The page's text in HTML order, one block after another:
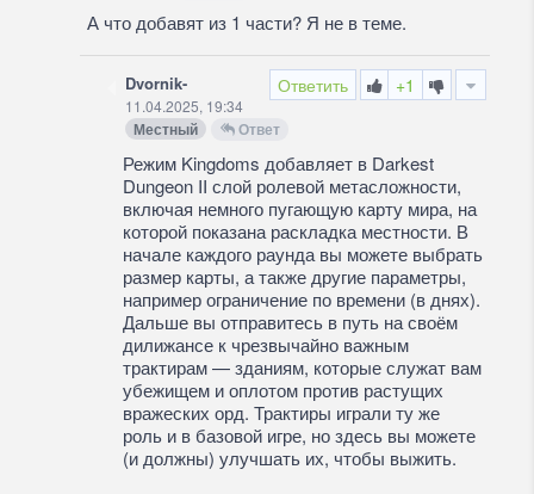
А что добавят из 1 части? Я не в теме.
Ответить +1
Dvornik-
11.04.2025, 19:34
Местный Ответ
Режим Kingdoms добавляет в Darkest
Dungeon II слой ролевой метасложности,
включая немного пугающую карту мира, на
которой показана раскладка местности. В
начале каждого раунда вы можете выбрать
размер карты, а также другие параметры,
например ограничение по времени (в днях).
Дальше вы отправитесь в путь на своём
дилижансе к чрезвычайно важным
трактирам — зданиям, которые служат вам
убежищем и оплотом против растущих
вражеских орд. Трактиры играли ту же
роль и в базовой игре, но здесь вы можете
(и должны) улучшать их, чтобы выжить.